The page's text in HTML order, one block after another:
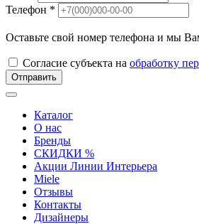
Телефон *
Оставьте свой номер телефона и мы
Согласие субъекта на обработку
Отправить
Каталог
О нас
Бренды
СКИДКИ %
Акции Линии Интерьера
Miele
Отзывы
Контакты
Дизайнеры